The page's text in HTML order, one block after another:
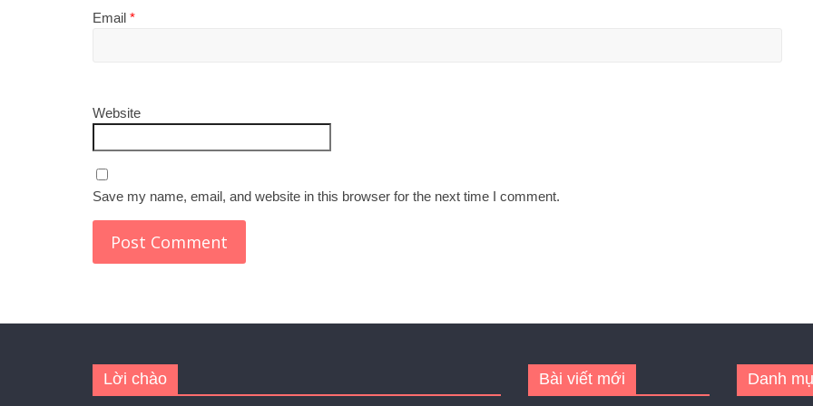
Email *
Website
Save my name, email, and website in this browser for the next time I comment.
Lời chào Bài viết mới Danh